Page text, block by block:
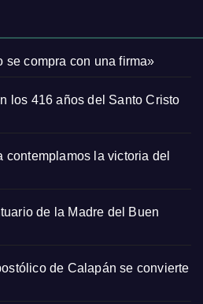
se compra con una firma»
los 416 años del Santo Cristo
contemplamos la victoria del
de la Madre del Buen
de Calapán se convierte